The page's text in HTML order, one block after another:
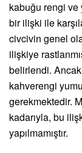
kabuğu rengi ve
bir ilişki ile
civcivin genel
ilişkiye
belirlendi.
kahverengi
gerekmektedir.
kadarıyla, bu
yapılmamıştır.